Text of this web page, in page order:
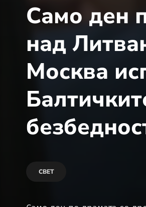
Само ден
над
Москва
СВЕТ